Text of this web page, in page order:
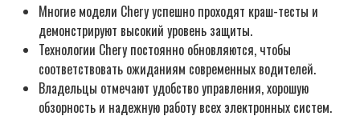
Многие модели Chery успешно проходят краш-тесты и
демонстрируют высокий уровень защиты.
Технологии Chery постоянно обновляются, чтобы
соответствовать ожиданиям современных водителей.
Владельцы отмечают удобство управления, хорошую
обзорность и надежную работу всех электронных систем.